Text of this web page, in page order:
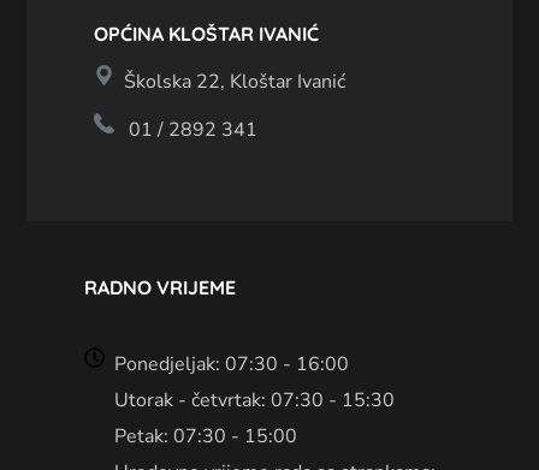
OPĆINA KLOŠTAR IVANIĆ
Školska 22, Kloštar Ivanić
01 / 2892 341
RADNO VRIJEME
Ponedjeljak: 07:30 - 16:00
Utorak - četvrtak: 07:30 - 15:30
Petak: 07:30 - 15:00